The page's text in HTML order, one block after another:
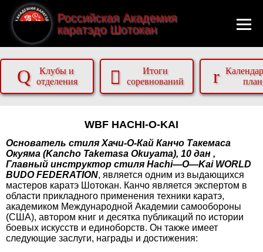
Российская Академия
каратэдо Шотокан
Q
Клубы и
отделения

Итоги
соревнований
r
план
WBF HACHI-O-KAI
Основатель стиля Хачи-О-Кай Канчо Такемаса
Окуяма (Kancho Takemasa Okuyama), 10 дан ,
Главный инструктор стиля Hachi—O—Kai WORLD
BUDO FEDERATION, является одним из выдающихся
мастеров каратэ Шотокан. Канчо является экспертом в
области прикладного применения техники каратэ,
академиком Международной Академии самообороны
(США), автором книг и десятка публикаций по истории
боевых искусств и единоборств. Он также имеет
следующие заслуги, награды и достижения: